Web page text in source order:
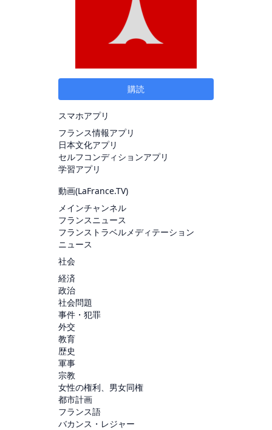
購読
スマホアプリ
フランス情報アプリ
日本文化アプリ
セルフコンディションアプリ
学習アプリ
動画(LaFrance.TV)
メインチャンネル
フランスニュース
フランストラベルメディテーション
ニュース
社会
経済
政治
社会問題
事件・犯罪
外交
教育
歴史
軍事
宗教
女性の権利、男女同権
都市計画
フランス語
バカンス・レジャー